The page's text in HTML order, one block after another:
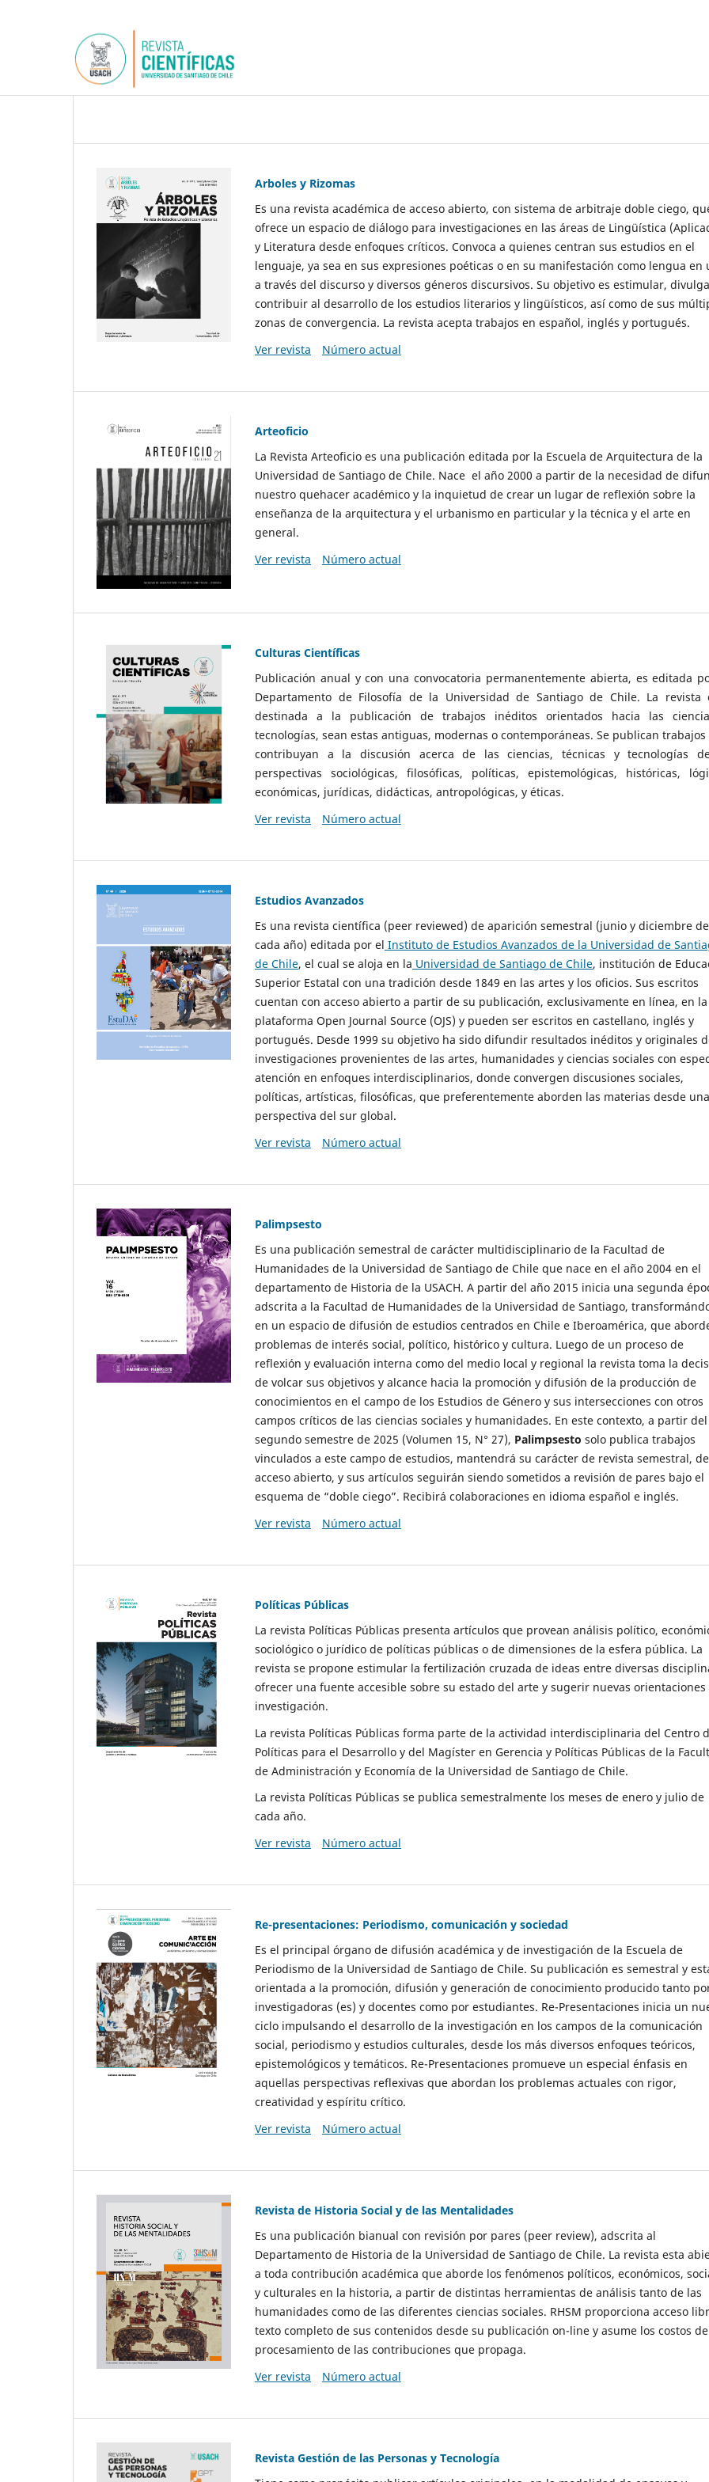
Arboles y Rizomas
Es una revista académica de acceso abierto, con sistema de arbitraje doble ciego,
ofrece un espacio de diálogo para investigaciones en las áreas de Lingüística
y Literatura desde enfoques críticos. Convoca a quienes centran sus estudios en el
lenguaje, ya sea en sus expresiones poéticas o en su manifestación como lengua en
a través del discurso y diversos géneros discursivos. Su objetivo es estimular,
contribuir al desarrollo de los estudios literarios y lingüísticos, así como de sus
zonas de convergencia. La revista acepta trabajos en español, inglés y portugués.
Ver revista
Número actual
Arteoficio
La Revista Arteoficio es una publicación editada por la Escuela de Arquitectura de la
Universidad de Santiago de Chile. Nace el año 2000 a partir de la necesidad de
nuestro quehacer académico y la inquietud de crear un lugar de reflexión sobre la
enseñanza de la arquitectura y el urbanismo en particular y la técnica y el arte en
general.
Ver revista
Número actual
Culturas Científicas
Publicación anual y con una convocatoria permanentemente abierta, es editada
Departamento de Filosofía de la Universidad de Santiago de Chile. La revista
destinada a la publicación de trabajos inéditos orientados hacia las
tecnologías, sean estas antiguas, modernas o contemporáneas. Se publican
contribuyan a la discusión acerca de las ciencias, técnicas y tecnologías
perspectivas sociológicas, filosóficas, políticas, epistemológicas, históricas,
económicas, jurídicas, didácticas, antropológicas, y éticas.
Ver revista
Número actual
Estudios Avanzados
Es una revista científica (peer reviewed) de aparición semestral (junio y diciembre de
cada año) editada por el Instituto de Estudios Avanzados de la Universidad de
de Chile, el cual se aloja en la Universidad de Santiago de Chile, institución de
Superior Estatal con una tradición desde 1849 en las artes y los oficios. Sus escritos
cuentan con acceso abierto a partir de su publicación, exclusivamente en línea, en la
plataforma Open Journal Source (OJS) y pueden ser escritos en castellano, inglés y
portugués. Desde 1999 su objetivo ha sido difundir resultados inéditos y originales
investigaciones provenientes de las artes, humanidades y ciencias sociales con
atención en enfoques interdisciplinarios, donde convergen discusiones sociales,
políticas, artísticas, filosóficas, que preferentemente aborden las materias desde una
perspectiva del sur global.
Ver revista
Número actual
Palimpsesto
Es una publicación semestral de carácter multidisciplinario de la Facultad de
Humanidades de la Universidad de Santiago de Chile que nace en el año 2004 en el
departamento de Historia de la USACH. A partir del año 2015 inicia una segunda
adscrita a la Facultad de Humanidades de la Universidad de Santiago,
en un espacio de difusión de estudios centrados en Chile e Iberoamérica, que
problemas de interés social, político, histórico y cultura. Luego de un proceso de
reflexión y evaluación interna como del medio local y regional la revista toma la
de volcar sus objetivos y alcance hacia la promoción y difusión de la producción de
conocimientos en el campo de los Estudios de Género y sus intersecciones con otros
campos críticos de las ciencias sociales y humanidades. En este contexto, a partir del
segundo semestre de 2025 (Volumen 15, N° 27), Palimpsesto solo publica trabajos
vinculados a este campo de estudios, mantendrá su carácter de revista semestral, de
acceso abierto, y sus artículos seguirán siendo sometidos a revisión de pares bajo el
esquema de “doble ciego”. Recibirá colaboraciones en idioma español e inglés.
Ver revista
Número actual
Políticas Públicas
La revista Políticas Públicas presenta artículos que provean análisis político,
sociológico o jurídico de políticas públicas o de dimensiones de la esfera pública. La
revista se propone estimular la fertilización cruzada de ideas entre diversas
ofrecer una fuente accesible sobre su estado del arte y sugerir nuevas orientaciones
investigación.
La revista Políticas Públicas forma parte de la actividad interdisciplinaria del Centro
Políticas para el Desarrollo y del Magíster en Gerencia y Políticas Públicas de la
de Administración y Economía de la Universidad de Santiago de Chile.
La revista Políticas Públicas se publica semestralmente los meses de enero y julio de
cada año.
Ver revista
Número actual
Re-presentaciones: Periodismo, comunicación y sociedad
Es el principal órgano de difusión académica y de investigación de la Escuela de
Periodismo de la Universidad de Santiago de Chile. Su publicación es semestral y
orientada a la promoción, difusión y generación de conocimiento producido tanto
investigadoras (es) y docentes como por estudiantes. Re-Presentaciones inicia un
ciclo impulsando el desarrollo de la investigación en los campos de la comunicación
social, periodismo y estudios culturales, desde los más diversos enfoques teóricos,
epistemológicos y temáticos. Re-Presentaciones promueve un especial énfasis en
aquellas perspectivas reflexivas que abordan los problemas actuales con rigor,
creatividad y espíritu crítico.
Ver revista
Número actual
Revista de Historia Social y de las Mentalidades
Es una publicación bianual con revisión por pares (peer review), adscrita al
Departamento de Historia de la Universidad de Santiago de Chile. La revista esta
a toda contribución académica que aborde los fenómenos políticos, económicos,
y culturales en la historia, a partir de distintas herramientas de análisis tanto de las
humanidades como de las diferentes ciencias sociales. RHSM proporciona acceso
texto completo de sus contenidos desde su publicación on-line y asume los costos de
procesamiento de las contribuciones que propaga.
Ver revista
Número actual
Revista Gestión de las Personas y Tecnología